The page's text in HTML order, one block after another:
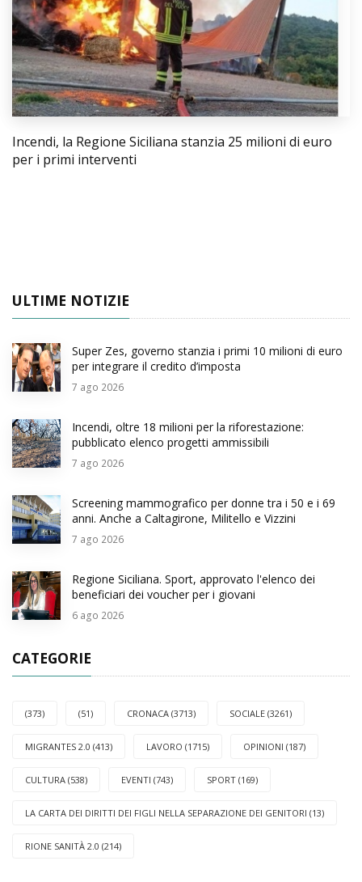
Incendi, la Regione Siciliana stanzia 25 milioni di euro
per i primi interventi
ULTIME NOTIZIE
Super Zes, governo stanzia i primi 10 milioni di euro
per integrare il credito d’imposta
7 ago 2026
Incendi, oltre 18 milioni per la riforestazione:
pubblicato elenco progetti ammissibili
7 ago 2026
Screening mammografico per donne tra i 50 e i 69
anni. Anche a Caltagirone, Militello e Vizzini
7 ago 2026
Regione Siciliana. Sport, approvato l'elenco dei
beneficiari dei voucher per i giovani
6 ago 2026
CATEGORIE
(373) (51) CRONACA (3713) SOCIALE (3261)
MIGRANTES 2.0 (413) LAVORO (1715) OPINIONI (187)
CULTURA (538) EVENTI (743) SPORT (169)
LA CARTA DEI DIRITTI DEI FIGLI NELLA SEPARAZIONE DEI GENITORI (13)
RIONE SANITÀ 2.0 (214)